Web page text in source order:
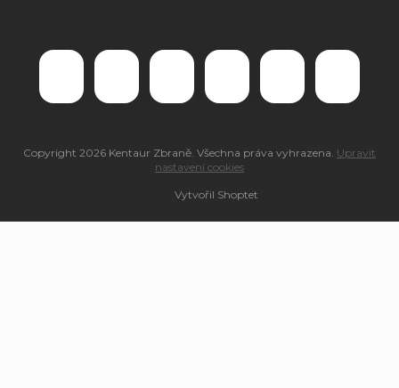
Vytvořil Shoptet
Copyright 2026 Kentaur Zbraně . Všechna práva vyhrazena. Upravit
nastavení cookies